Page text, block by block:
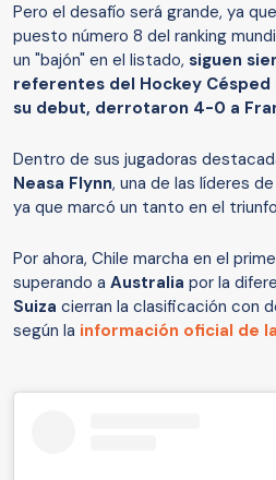
Pero el desafío será grande, ya
puesto número 8 del ranking
un "bajón" en el listado, siguen
referentes del Hockey Césped
su debut, derrotaron 4-0 a
Dentro de sus jugadoras
Neasa Flynn, una de las líderes
ya que marcó un tanto en el
Por ahora, Chile marcha en el
superando a Australia por la
Suiza cierran la clasificación con
según la información oficial de